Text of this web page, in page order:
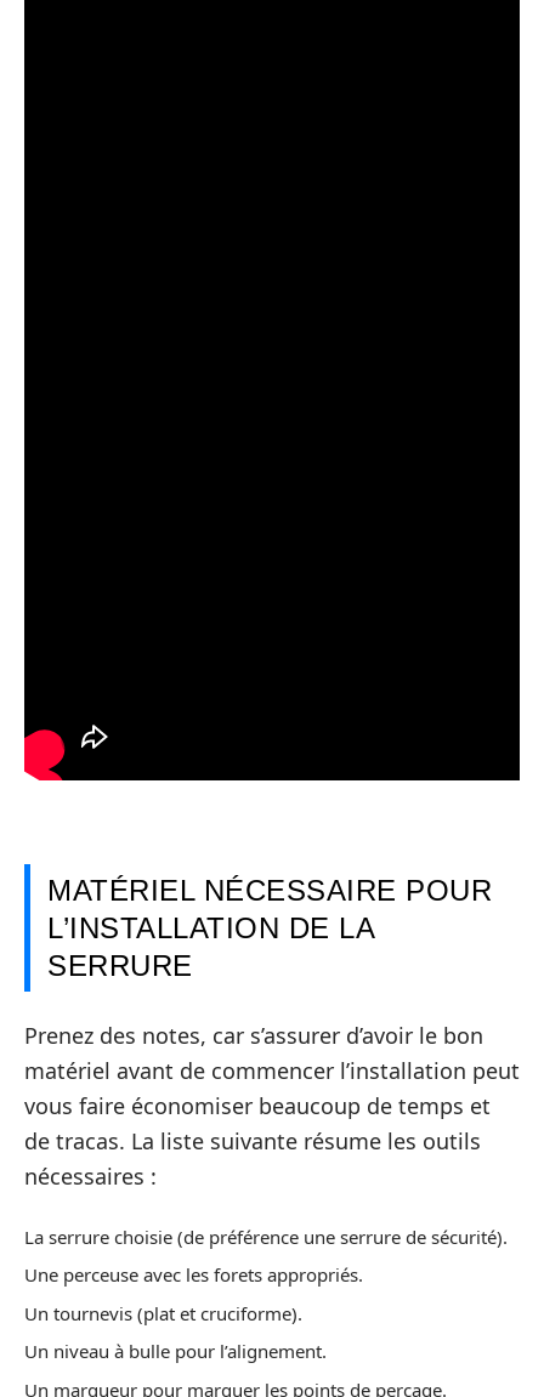
MATÉRIEL NÉCESSAIRE POUR
L’INSTALLATION DE LA
SERRURE
Prenez des notes, car s’assurer d’avoir le bon
matériel avant de commencer l’installation peut
vous faire économiser beaucoup de temps et
de tracas. La liste suivante résume les outils
nécessaires :
La serrure choisie (de préférence une serrure de sécurité).
Une perceuse avec les forets appropriés.
Un tournevis (plat et cruciforme).
Un niveau à bulle pour l’alignement.
Un marqueur pour marquer les points de perçage.